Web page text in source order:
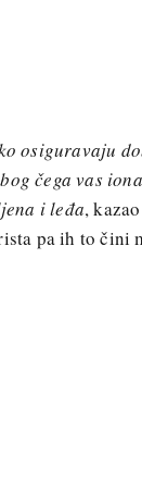
osiguravaju
čega vas
i leđa,
pa ih to čini